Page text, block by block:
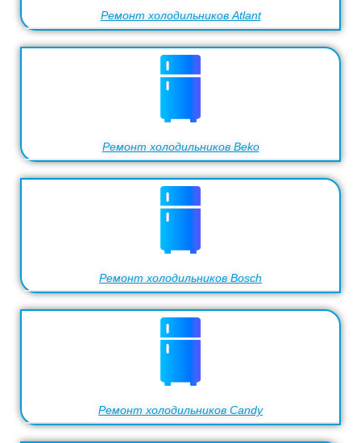
Ремонт холодильников Atlant
Ремонт холодильников Beko
Ремонт холодильников Bosch
Ремонт холодильников Candy